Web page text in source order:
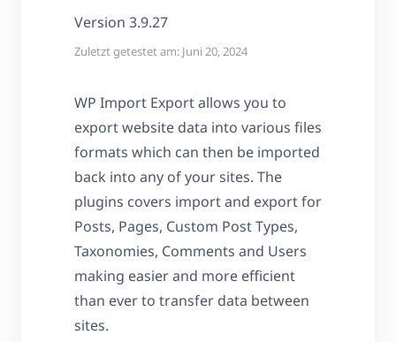
Version 3.9.27
Zuletzt getestet am: Juni 20, 2024
WP Import Export allows you to
export website data into various files
formats which can then be imported
back into any of your sites. The
plugins covers import and export for
Posts, Pages, Custom Post Types,
Taxonomies, Comments and Users
making easier and more efficient
than ever to transfer data between
sites.